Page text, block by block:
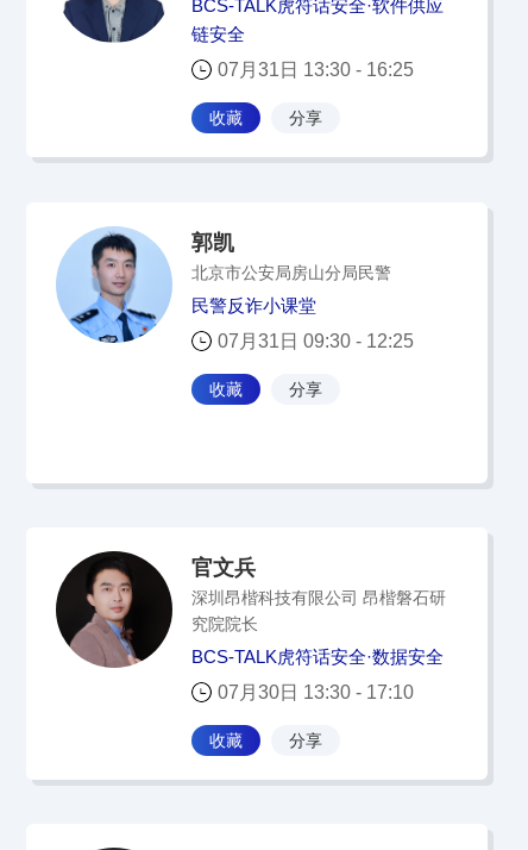
BCS-TALK虎符话安全·软件供应
链安全
07月31日 13:30 - 16:25
收藏 分享
郭凯
北京市公安局房山分局民警
民警反诈小课堂
07月31日 09:30 - 12:25
收藏 分享
官文兵
深圳昂楷科技有限公司 昂楷磐石研
究院院长
BCS-TALK虎符话安全·数据安全
07月30日 13:30 - 17:10
收藏 分享